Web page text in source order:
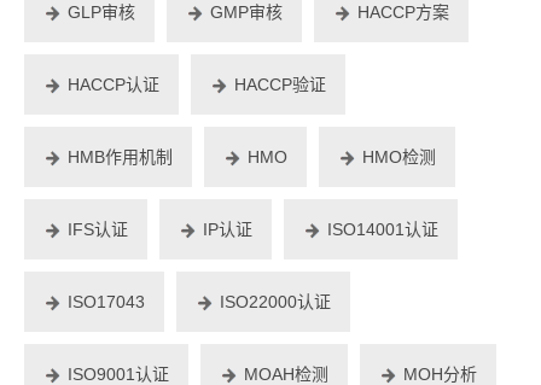
GLP审核 GMP审核 HACCP方案
HACCP认证 HACCP验证
HMB作用机制 HMO HMO检测
IFS认证 IP认证 ISO14001认证
ISO17043 ISO22000认证
ISO9001认证 MOAH检测 MOH分析